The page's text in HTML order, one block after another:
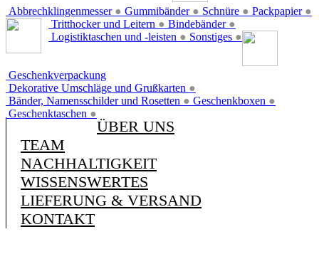
Abbrechklingenmesser ● Gummibänder ● Schnüre ● Packpapier ●
Tritthocker und Leitern ● Bindebänder ●
Logistiktaschen und -leisten ● Sonstiges ●
Geschenkverpackung
Dekorative Umschläge und Grußkarten ●
Bänder, Namensschilder und Rosetten ● Geschenkboxen ●
Geschenktaschen ●
ÜBER UNS
TEAM
NACHHALTIGKEIT
WISSENSWERTES
LIEFERUNG & VERSAND
KONTAKT